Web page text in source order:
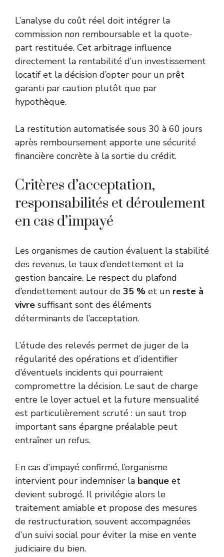
L’analyse du coût réel doit intégrer la
commission non remboursable et la quote-
part restituée. Cet arbitrage influence
directement la rentabilité d’un investissement
locatif et la décision d’opter pour un prêt
garanti par caution plutôt que par
hypothèque.
La restitution automatisée sous 30 à 60 jours
après remboursement apporte une sécurité
financière concrète à la sortie du crédit.
Critères d’acceptation,
responsabilités et déroulement
en cas d’impayé
Les organismes de caution évaluent la stabilité
des revenus, le taux d’endettement et la
gestion bancaire. Le respect du plafond
d’endettement autour de 35 % et un reste à
vivre suffisant sont des éléments
déterminants de l’acceptation.
L’étude des relevés permet de juger de la
régularité des opérations et d’identifier
d’éventuels incidents qui pourraient
compromettre la décision. Le saut de charge
entre le loyer actuel et la future mensualité
est particulièrement scruté : un saut trop
important sans épargne préalable peut
entraîner un refus.
En cas d’impayé confirmé, l’organisme
intervient pour indemniser la banque et
devient subrogé. Il privilégie alors le
traitement amiable et propose des mesures
de restructuration, souvent accompagnées
d’un suivi social pour éviter la mise en vente
judiciaire du bien.